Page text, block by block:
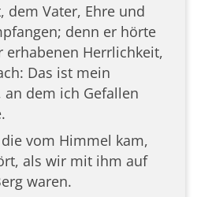
dem Vater, Ehre und
denn er hörte
erhabenen Herrlichkeit,
Das ist mein
an dem ich Gefallen
vom Himmel kam,
als wir mit ihm auf
waren.